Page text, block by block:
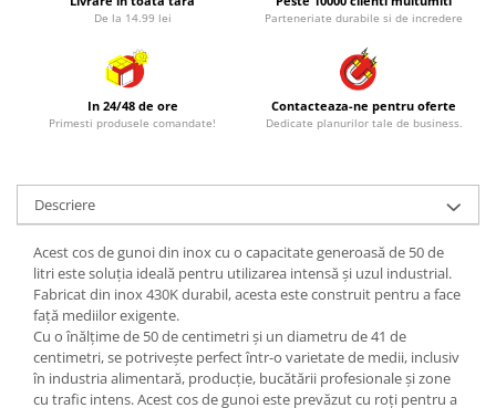
De la 14.99 lei Parteneriate durabile si de incredere
In 24/48 de ore
Primesti produsele comandate!
Contacteaza-ne pentru oferte
Dedicate planurilor tale de business.
Descriere
Acest cos de gunoi din inox cu o capacitate generoasă de 50 de
litri este soluția ideală pentru utilizarea intensă și uzul industrial.
Fabricat din inox 430K durabil, acesta este construit pentru a face
față mediilor exigente.
Cu o înălțime de 50 de centimetri și un diametru de 41 de
centimetri, se potrivește perfect într-o varietate de medii, inclusiv
în industria alimentară, producție, bucătării profesionale și zone
cu trafic intens. Acest cos de gunoi este prevăzut cu roți pentru a